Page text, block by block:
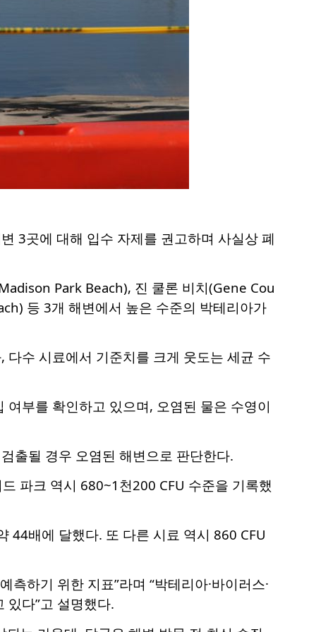
3곳에 대해 입수 자제를 권고하며 사실상 폐
Park Beach), 진 쿨론 비치(Gene Cou
등 3개 해변에서 높은 수준의 박테리아가
수 시료에서 기준치를 크게 웃도는 세균 수
여부를 확인하고 있으며, 오염된 물은 수영이
출될 경우 오염된 해변으로 판단한다.
파크 역시 680~1천200 CFU 수준을 기록했
44배에 달했다. 또 다른 시료 역시 860 CFU
하기 위한 지표”라며 “박테리아·바이러스·
있다”고 설명했다.